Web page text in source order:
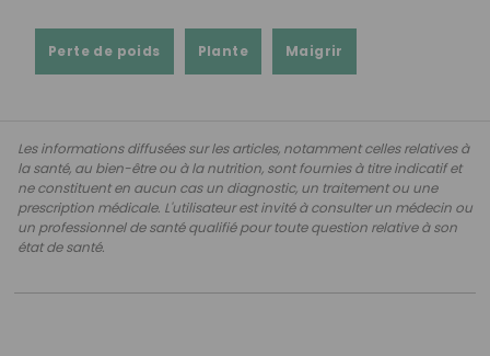
Perte de poids Plante Maigrir
Les informations diffusées sur les articles, notamment celles relatives à
la santé, au bien-être ou à la nutrition, sont fournies à titre indicatif et
ne constituent en aucun cas un diagnostic, un traitement ou une
prescription médicale. L'utilisateur est invité à consulter un médecin ou
un professionnel de santé qualifié pour toute question relative à son
état de santé.